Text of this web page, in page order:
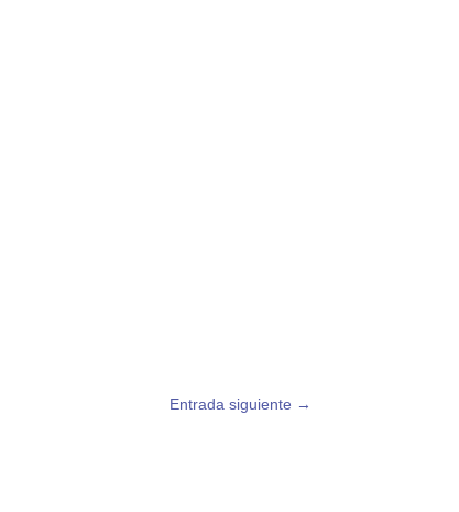
Entrada siguiente →